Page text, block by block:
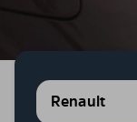
Renault